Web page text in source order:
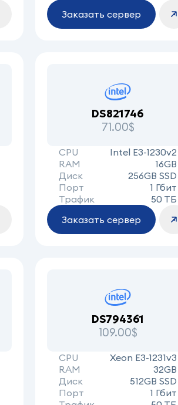
Заказать сервер
DS821746
71.00$
CPU
Intel E3-1230v2
RAM
16GB
Диск
256GB SSD
Порт
1 Гбит
Трафик
50 ТБ
Заказать сервер
DS794361
109.00$
CPU
Xeon E3-1231v3
RAM
32GB
Диск
512GB SSD
Порт
1 Гбит